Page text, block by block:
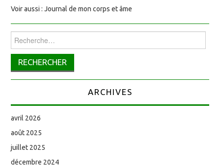
Voir aussi : Journal de mon corps et âme
Rechercher :
ARCHIVES
avril 2026
août 2025
juillet 2025
décembre 2024